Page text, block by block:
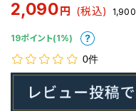
2,090 円 (税込) 1,900
19ポイント(1%)
0件